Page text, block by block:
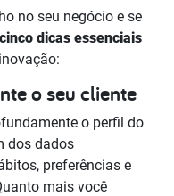
no seu negócio e se
cinco dicas essenciais
o seu cliente
o perfil do
dos dados
preferências e
mais você